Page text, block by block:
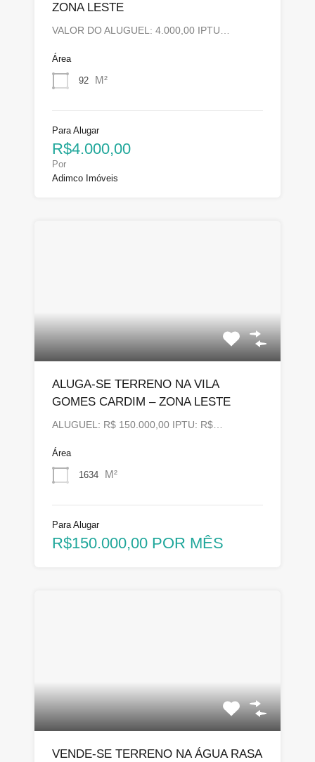
ZONA LESTE
VALOR DO ALUGUEL: 4.000,00 IPTU…
Área
92 M²
Para Alugar
R$4.000,00
Por
Adimco Imóveis
ALUGA-SE TERRENO NA VILA
GOMES CARDIM – ZONA LESTE
ALUGUEL: R$ 150.000,00 IPTU: R$…
Área
1634 M²
Para Alugar
R$150.000,00 POR MÊS
VENDE-SE TERRENO NA ÁGUA RASA